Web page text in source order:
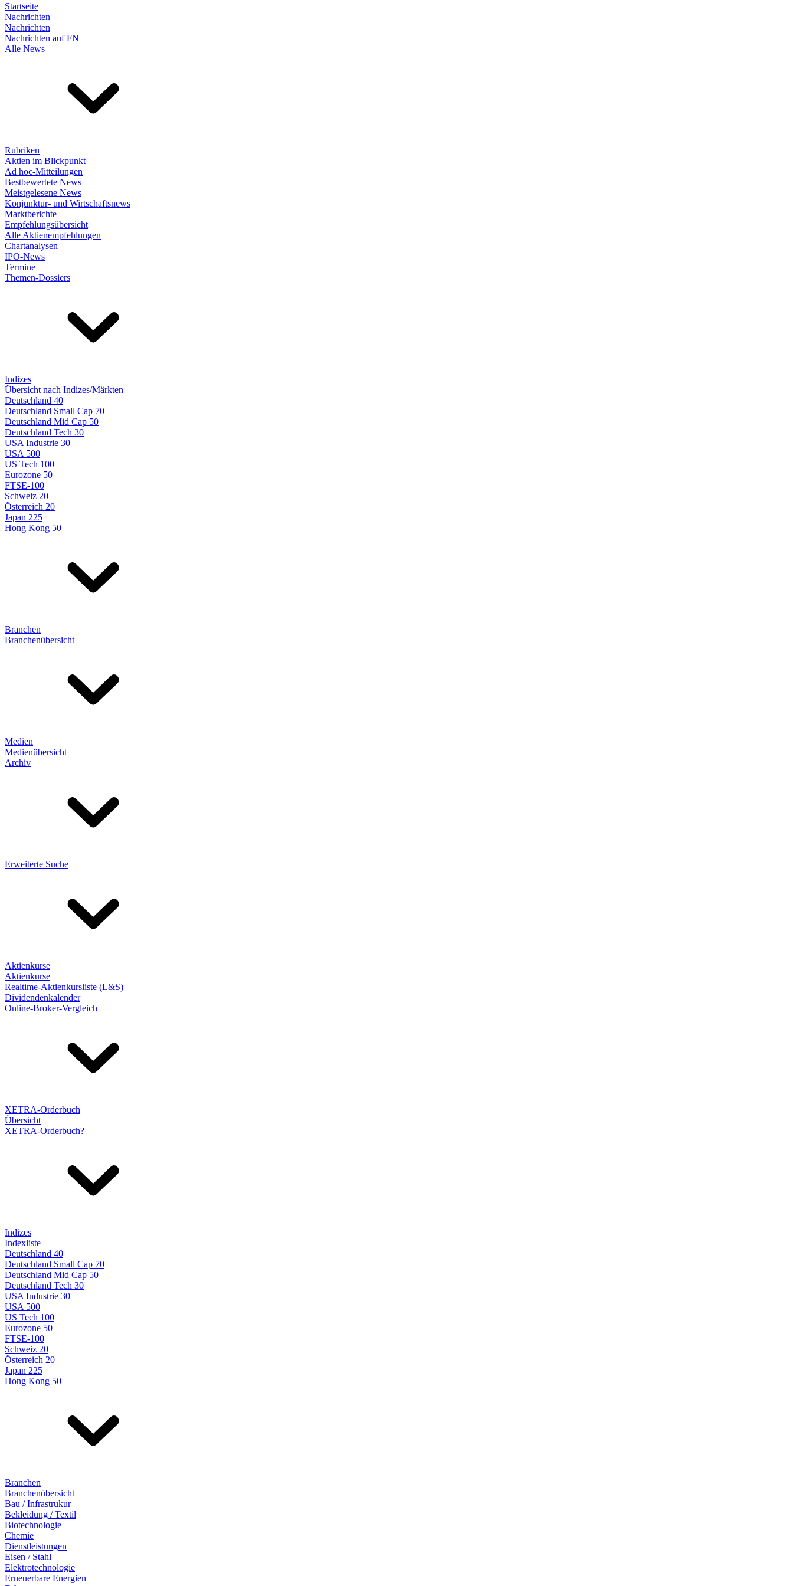
Startseite
Nachrichten
Nachrichten
Nachrichten auf FN
Alle News
Rubriken
Aktien im Blickpunkt
Ad hoc-Mitteilungen
Bestbewertete News
Meistgelesene News
Konjunktur- und Wirtschaftsnews
Marktberichte
Empfehlungsübersicht
Alle Aktienempfehlungen
Chartanalysen
IPO-News
Termine
Themen-Dossiers
Indizes
Übersicht nach Indizes/Märkten
Deutschland 40
Deutschland Small Cap 70
Deutschland Mid Cap 50
Deutschland Tech 30
USA Industrie 30
USA 500
US Tech 100
Eurozone 50
FTSE-100
Schweiz 20
Österreich 20
Japan 225
Hong Kong 50
Branchen
Branchenübersicht
Medien
Medienübersicht
Archiv
Erweiterte Suche
Aktienkurse
Aktienkurse
Realtime-Aktienkursliste (L&S)
Dividendenkalender
Online-Broker-Vergleich
XETRA-Orderbuch
Übersicht
XETRA-Orderbuch?
Indizes
Indexliste
Deutschland 40
Deutschland Small Cap 70
Deutschland Mid Cap 50
Deutschland Tech 30
USA Industrie 30
USA 500
US Tech 100
Eurozone 50
FTSE-100
Schweiz 20
Österreich 20
Japan 225
Hong Kong 50
Branchen
Branchenübersicht
Bau / Infrastrukur
Bekleidung / Textil
Biotechnologie
Chemie
Dienstleistungen
Eisen / Stahl
Elektrotechnologie
Erneuerbare Energien